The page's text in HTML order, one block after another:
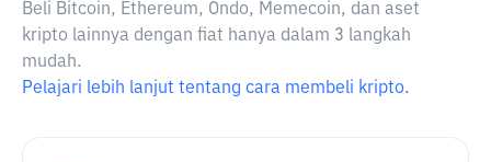
Beli Bitcoin, Ethereum, Ondo, Memecoin, dan aset
kripto lainnya dengan fiat hanya dalam 3 langkah
mudah.
Pelajari lebih lanjut tentang cara membeli kripto.